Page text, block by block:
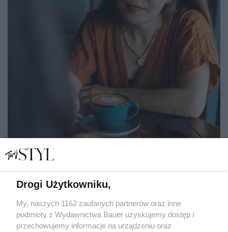
partnera. Już nie mogę tego ukrywać
JULIA ZAKRZEWSKA
Drogi Użytkowniku,
My, naszych 1162 zaufanych partnerów oraz inne
podmioty z Wydawnictwa Bauer uzyskujemy dostęp i
przechowujemy informacje na urządzeniu oraz